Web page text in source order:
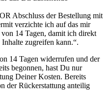
Abschluss der Bestellung mit
verzichte ich auf das mir
14 Tagen, damit ich direkt
zugreifen kann.“.
14 Tagen widerrufen und der
begonnen, hast Du nur
Deiner Kosten. Bereits
der Rückerstattung anteilig